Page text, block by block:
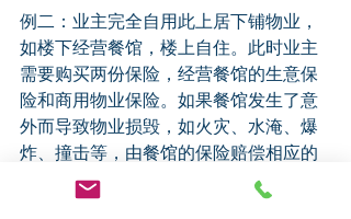
例二：业主完全自用此上居下铺物业，
如楼下经营餐馆，楼上自住。此时业主
需要购买两份保险，经营餐馆的生意保
险和商用物业保险。如果餐馆发生了意
外而导致物业损毁，如火灾、水淹、爆
炸、撞击等，由餐馆的保险赔偿相应的
损失给业主。